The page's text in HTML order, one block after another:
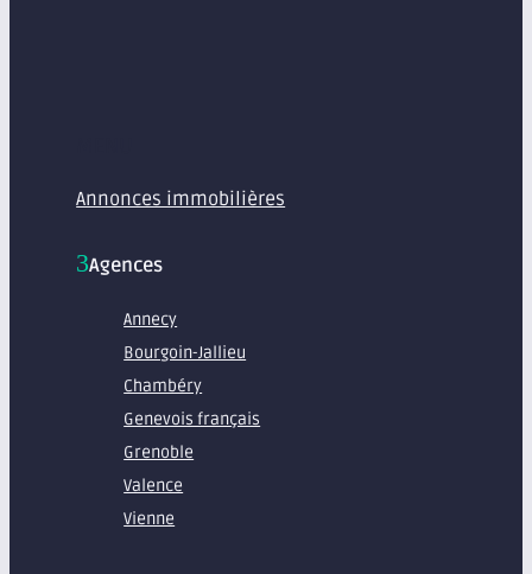
Annonces immobilières
Agences
Annecy
Bourgoin-Jallieu
Chambéry
Genevois français
Grenoble
Valence
Vienne